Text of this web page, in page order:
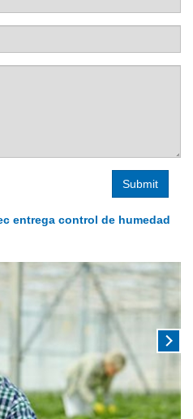
entrega control de humedad